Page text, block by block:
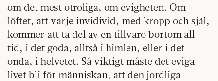
om det mest otroliga, om evigheten. Om
löftet, att varje invidivid, med kropp och själ,
kommer att ta del av en tillvaro bortom all
tid, i det goda, alltså i himlen, eller i det
onda, i helvetet. Så viktigt måste det eviga
livet bli för människan, att den jordliga